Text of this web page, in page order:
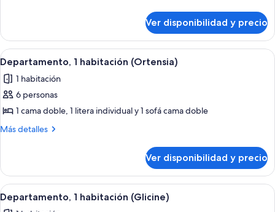
(Verbena)
2
habitaciones
(Verbena)
Ver disponibilidad y precio
Ver
todas
las
fotos
de
Departamento,
(Ortensia)
Una habitación con literas, una
6
Departamento, 1 habitación (Ortensia)
1 habitación
6 personas
1 cama doble, 1 litera individual y 1 sofá cama doble
Más detalles
Más
1
habitación
(Ortensia)
Ver disponibilidad y precio
Ver
todas
Cocina compacta con armarios
7
Departamento, 1 habitación (Glicine)